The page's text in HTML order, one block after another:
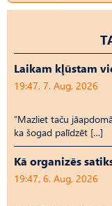
Laikam kļūstam
19:47, 7. Aug, 2026
“Mazliet taču
ka šogad palīdzēt […]
Kā organizēs
19:47, 6. Aug, 2026